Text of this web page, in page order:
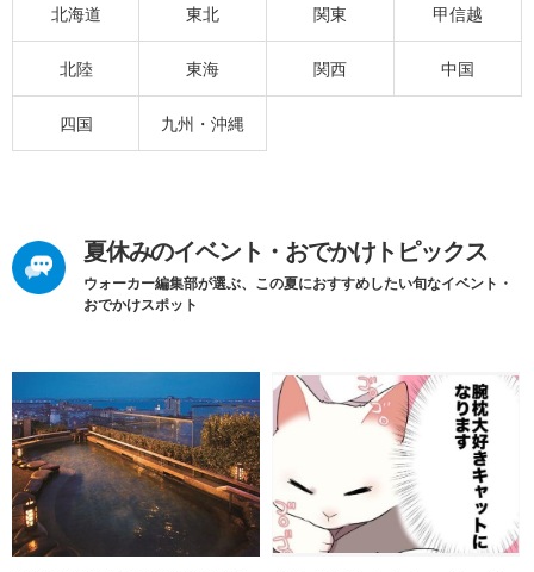
北海道 東北 関東 甲信越
北陸 東海 関西 中国
四国 九州・沖縄
夏休みのイベント・おでかけトピックス
ウォーカー編集部が選ぶ、この夏におすすめしたい旬なイベント・
おでかけスポット